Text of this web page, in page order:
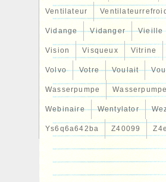
Ventilateur
Vidange Vidanger Vieille
Vision Visqueux Vitrine
Volvo Votre Voulait
Wasserpumpe
Webinaire Wentylator
Ys6q6a642ba Z40099